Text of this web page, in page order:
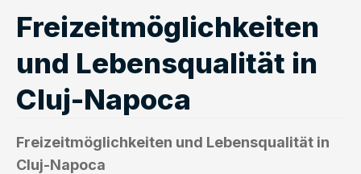
Freizeitmöglichkeiten
und Lebensqualität in
Cluj-Napoca
Freizeitmöglichkeiten und Lebensqualität in
Cluj-Napoca